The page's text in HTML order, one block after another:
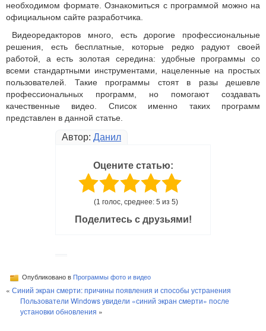
необходимом формате. Ознакомиться с программой можно на
официальном сайте разработчика.
Видеоредакторов много, есть дорогие профессиональные
решения, есть бесплатные, которые редко радуют своей
работой, а есть золотая середина: удобные программы со
всеми стандартными инструментами, нацеленные на простых
пользователей. Такие программы стоят в разы дешевле
профессиональных программ, но помогают создавать
качественные видео. Список именно таких программ
представлен в данной статье.
Автор: Данил
Оцените статью:
(1 голос, среднее: 5 из 5)
Поделитесь с друзьями!
Опубликовано в Программы фото и видео
« Синий экран смерти: причины появления и способы устранения
Пользователи Windows увидели «синий экран смерти» после
установки обновления »